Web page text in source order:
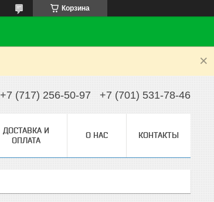
Корзина
+7 (717) 256-50-97 +7 (701) 531-78-46
ДОСТАВКА И
ОПЛАТА
О НАС КОНТАКТЫ